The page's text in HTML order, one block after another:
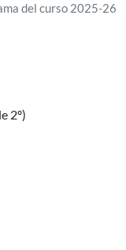
del curso 2025-26
2º)